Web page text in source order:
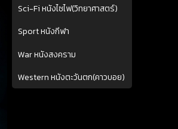
Sci-Fi หนังไซไฟ(วิทยาศาสตร์)
Sport หนังกีฬา
War หนังสงคราม
Western หนังตะวันตก(คาวบอย)